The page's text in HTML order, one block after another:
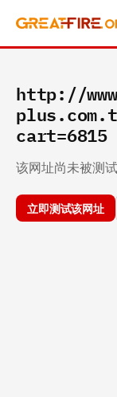
http://
cart=6815
该网址尚未被测试
立即测试该网址